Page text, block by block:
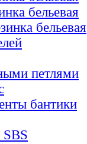
бельевая
бельевая
петлями
бантики